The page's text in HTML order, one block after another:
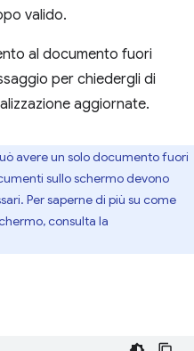
valido.
al documento fuori
per chiedergli di
aggiornate.
avere un solo documento fuori
sullo schermo devono
Per saperne di più su come
consulta la